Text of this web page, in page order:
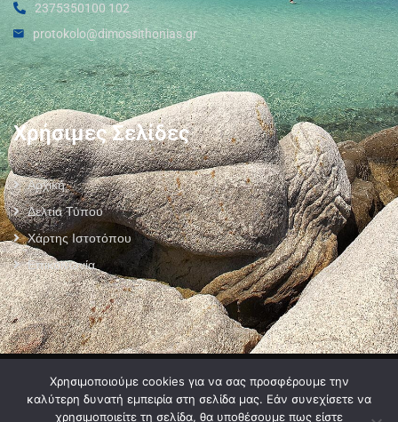
2375350100 102
protokolo@dimossithonias.gr
Χρήσιμες Σελίδες
Αρχική
Δελτία Τύπου
Χάρτης Ιστοτόπου
Επικοινωνία
Όροι Χρήσης
Χρησιμοποιούμε cookies για να σας προσφέρουμε την
καλύτερη δυνατή εμπειρία στη σελίδα μας. Εάν συνεχίσετε να
χρησιμοποιείτε τη σελίδα, θα υποθέσουμε πως είστε